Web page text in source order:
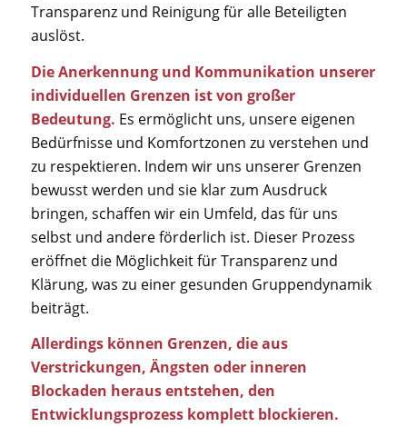
Transparenz und Reinigung für alle Beteiligten
auslöst.
Die Anerkennung und Kommunikation unserer
individuellen Grenzen ist von großer
Bedeutung. Es ermöglicht uns, unsere eigenen
Bedürfnisse und Komfortzonen zu verstehen und
zu respektieren. Indem wir uns unserer Grenzen
bewusst werden und sie klar zum Ausdruck
bringen, schaffen wir ein Umfeld, das für uns
selbst und andere förderlich ist. Dieser Prozess
eröffnet die Möglichkeit für Transparenz und
Klärung, was zu einer gesunden Gruppendynamik
beiträgt.
Allerdings können Grenzen, die aus
Verstrickungen, Ängsten oder inneren
Blockaden heraus entstehen, den
Entwicklungsprozess komplett blockieren.